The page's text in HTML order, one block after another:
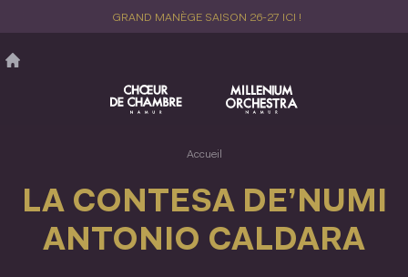
principal
GRAND MANÈGE SAISON 26-27 ICI !
Accueil
LA CONTESA DE’NUMI
ANTONIO CALDARA